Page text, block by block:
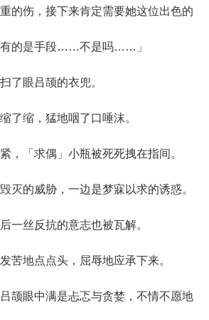
的伤，接下来肯定需要她这位出色的
有的是手段……不是吗……」
眼吕颉的衣兜。
缩，猛地咽了口唾沫。
「求偶」小瓶被死死拽在指间。
的威胁，一边是梦寐以求的诱惑。
一丝反抗的意志也被瓦解。
地点点头，屈辱地应承下来。
眼中满是忐忑与贪婪，不情不愿地